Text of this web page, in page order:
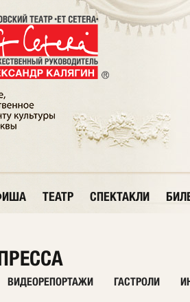
ТЕАТР СПЕКТАКЛИ
ВИДЕОРЕПОРТАЖИ ГАСТРОЛИ